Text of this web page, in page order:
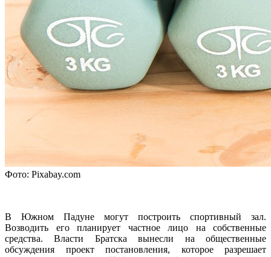
Фото: Pixabay.com
В Южном Падуне могут построить спортивный зал.
Возводить его планирует частное лицо на собственные
средства. Власти Братска вынесли на общественные
обсуждения проект постановления, которое разрешает